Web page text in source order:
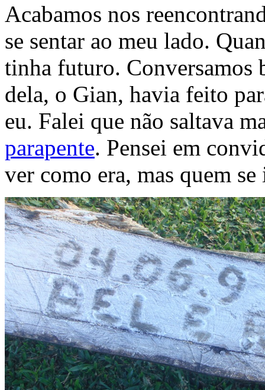
Acabamos nos
se sentar ao meu lado.
tinha futuro. Conversamos
dela, o Gian, havia feito
eu. Falei que não saltava
parapente. Pensei em
ver como era, mas quem